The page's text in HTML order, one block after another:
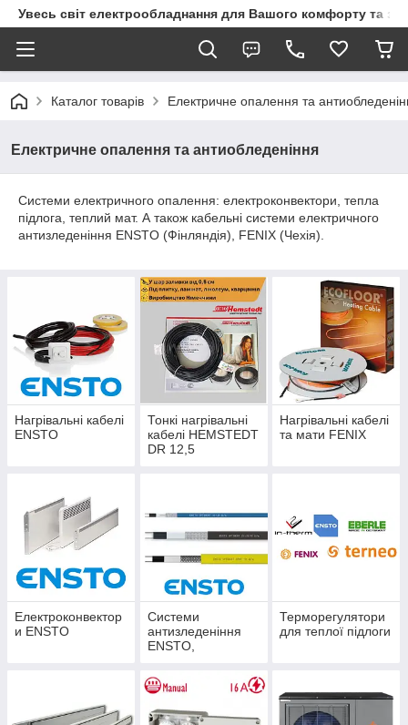
Увесь світ електрообладнання для Вашого комфорту та
Каталог товарів Електричне опалення та
Електричне опалення та антиобледеніння
Системи електричного опалення: електроконвектори, тепла
підлога, теплий мат. А також кабельні системи електричного
антизледеніння ENSTO (Фінляндія), FENIX (Чехія).
Нагрівальні кабелі
ENSTO
Тонкі нагрівальні
кабелі HEMSTEDT
DR 12,5
Нагрівальні кабелі
та мати FENIX
Електроконвектор
и ENSTO
Системи
антизледеніння
ENSTO,
Терморегулятори
для теплої підлоги